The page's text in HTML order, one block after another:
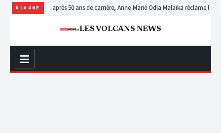
À LA UNE
RDC : après 50 ans de carrière, Anne-Marie Odia Malaïka réclame la
LES VOLCANS NEWS